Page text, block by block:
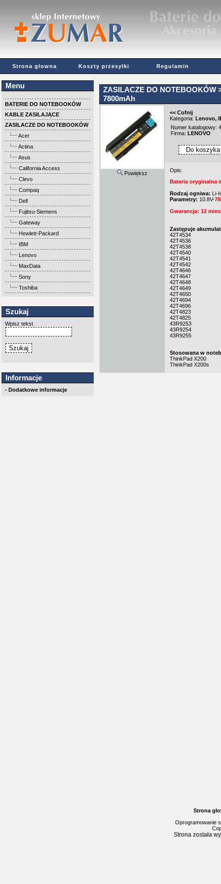
Strona głowna Koszty przesyłki Regulamin
Menu
BATERIE DO NOTEBOOKÓW
KABLE ZASILAJĄCE
ZASILACZE DO NOTEBOOKÓW
Acer
Actina
Asus
California Access
Clevo
Compaq
Dell
Fujitsu-Siemens
Gateway
Hewlett-Packard
IBM
Lenovo
MaxData
Sony
Toshiba
Szukaj
Wpisz tekst
Informacje
- Dodatkowe informacje
ZASILACZE DO NOTEBOOKÓW
7800mAh
Powiększ
<< Cofnij
Kategoria: Lenovo,
Numer
Firma: LENOVO
Opis:
Bateria oryginalna
Rodzaj ogniwa: Li-
Parametry: 10.8V-
Gwarancja: 12
Zastępuje
42T4534
42T4536
42T4538
42T4540
42T4541
42T4542
42T4646
42T4647
42T4648
42T4649
42T4650
42T4694
42T4696
42T4823
42T4825
43R9253
43R9254
43R9255
Stosowana w
ThinkPad X200
ThinkPad X200s
Strona
Oprogramowanie
Strona została